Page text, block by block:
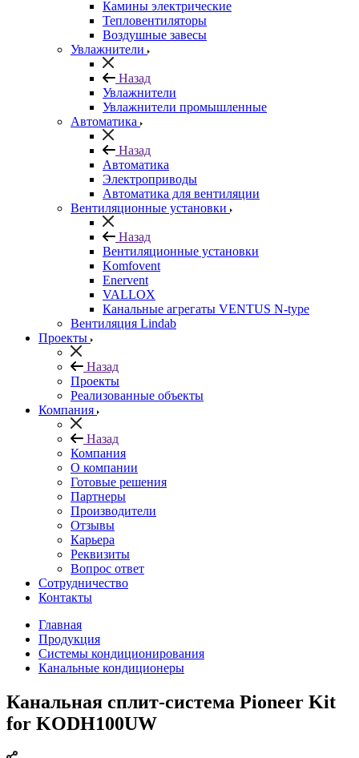
Камины электрические
Тепловентиляторы
Воздушные завесы
Увлажнители
Назад
Увлажнители
Увлажнители промышленные
Автоматика
Назад
Автоматика
Электроприводы
Автоматика для вентиляции
Вентиляционные установки
Назад
Вентиляционные установки
Komfovent
Enervent
VALLOX
Канальные агрегаты VENTUS N-type
Вентиляция Lindab
Проекты
Назад
Проекты
Реализованные объекты
Компания
Назад
Компания
О компании
Готовые решения
Партнеры
Производители
Отзывы
Карьера
Реквизиты
Вопрос ответ
Сотрудничество
Контакты
Главная
Продукция
Системы кондиционирования
Канальные кондиционеры
Канальная сплит-система Pioneer Kit
for KODH100UW